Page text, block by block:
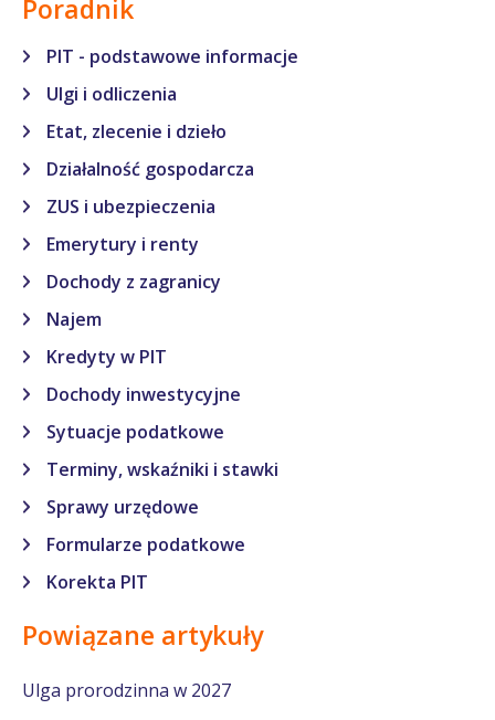
Poradnik
PIT - podstawowe informacje
Ulgi i odliczenia
Etat, zlecenie i dzieło
Działalność gospodarcza
ZUS i ubezpieczenia
Emerytury i renty
Dochody z zagranicy
Najem
Kredyty w PIT
Dochody inwestycyjne
Sytuacje podatkowe
Terminy, wskaźniki i stawki
Sprawy urzędowe
Formularze podatkowe
Korekta PIT
Powiązane artykuły
Ulga prorodzinna w 2027